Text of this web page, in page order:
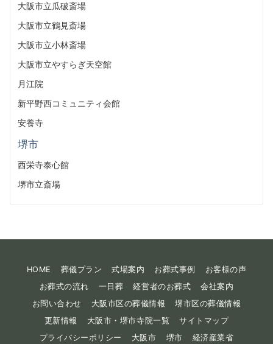
大阪市立瓜破斎場
大阪市立鶴見斎場
大阪市立小林斎場
大阪市立やすらぎ天空館
月江院
新平野西コミュニティ会館
安養寺
堺市
西栄寺泰心館
堺市立斎場
HOME 葬儀プラン 式場案内 お葬式事例
お客様の声
お葬式の流れ
一日葬 経営者のお葬式
会社案内
お問い合わせ
大阪市区の葬儀情報
堺市区の葬儀情報
更新情報
大阪市・堺市寺院一覧
サイトマップ
プライバシーポリシー
大阪市 堺市 経済産業省